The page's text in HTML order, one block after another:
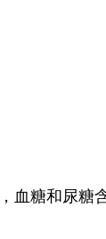
血糖和尿糖